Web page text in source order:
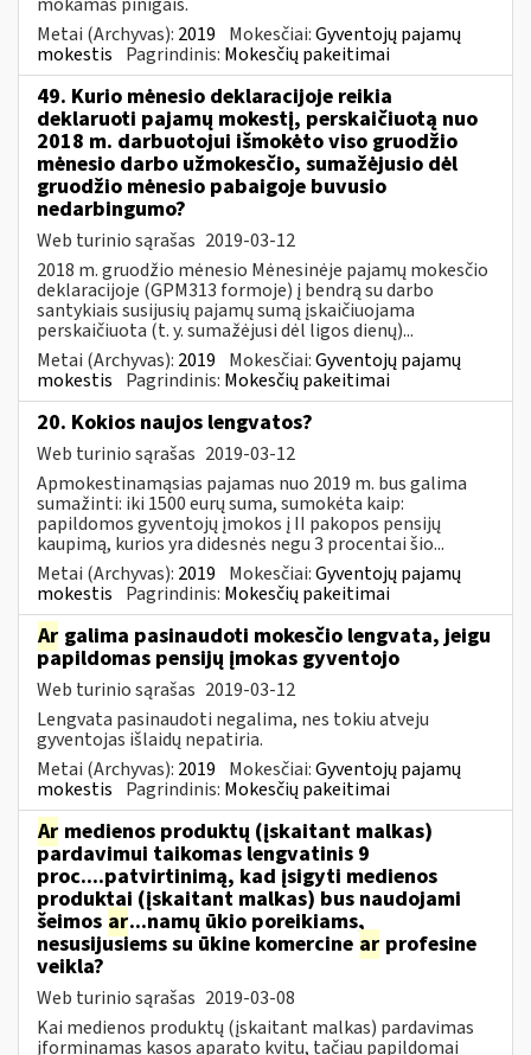
Metai (Archyvas): 2019 Mokesčiai:Gyventojų pajamų
mokestis Pagrindinis: Mokesčių pakeitimai
49. Kurio mėnesio deklaracijoje reikia
deklaruoti pajamų mokestį, perskaičiuotą nuo
2018 m. darbuotojui išmokėto viso gruodžio
mėnesio darbo užmokesčio, sumažėjusio dėl
gruodžio mėnesio pabaigoje buvusio
nedarbingumo?
Web turinio sąrašas 2019-03-12
2018 m. gruodžio mėnesio Mėnesinėje pajamų mokesčio
deklaracijoje (GPM313 formoje) į bendrą su darbo
santykiais susijusių pajamų sumą įskaičiuojama
perskaičiuota (t. y. sumažėjusi dėl ligos dienų)...
Metai (Archyvas): 2019 Mokesčiai:Gyventojų pajamų
mokestis Pagrindinis: Mokesčių pakeitimai
20. Kokios naujos lengvatos?
Web turinio sąrašas 2019-03-12
Apmokestinamąsias pajamas nuo 2019 m. bus galima
sumažinti: iki 1500 eurų suma, sumokėta kaip:
papildomos gyventojų įmokos į II pakopos pensijų
kaupimą, kurios yra didesnės negu 3 procentai šio...
Metai (Archyvas): 2019 Mokesčiai:Gyventojų pajamų
mokestis Pagrindinis: Mokesčių pakeitimai
Ar galima pasinaudoti mokesčio lengvata, jeigu
papildomas pensijų įmokas gyventojo
Web turinio sąrašas 2019-03-12
Lengvata pasinaudoti negalima, nes tokiu atveju
gyventojas išlaidų nepatiria.
Metai (Archyvas): 2019 Mokesčiai:Gyventojų pajamų
mokestis Pagrindinis: Mokesčių pakeitimai
Ar medienos produktų (įskaitant malkas)
pardavimui taikomas lengvatinis 9
proc....patvirtinimą, kad įsigyti medienos
produktai (įskaitant malkas) bus naudojami
šeimos ar...namų ūkio poreikiams,
nesusijusiems su ūkine komercine ar profesine
veikla?
Web turinio sąrašas 2019-03-08
Kai medienos produktų (įskaitant malkas) pardavimas
įforminamas kasos aparato kvitu, tačiau papildomai